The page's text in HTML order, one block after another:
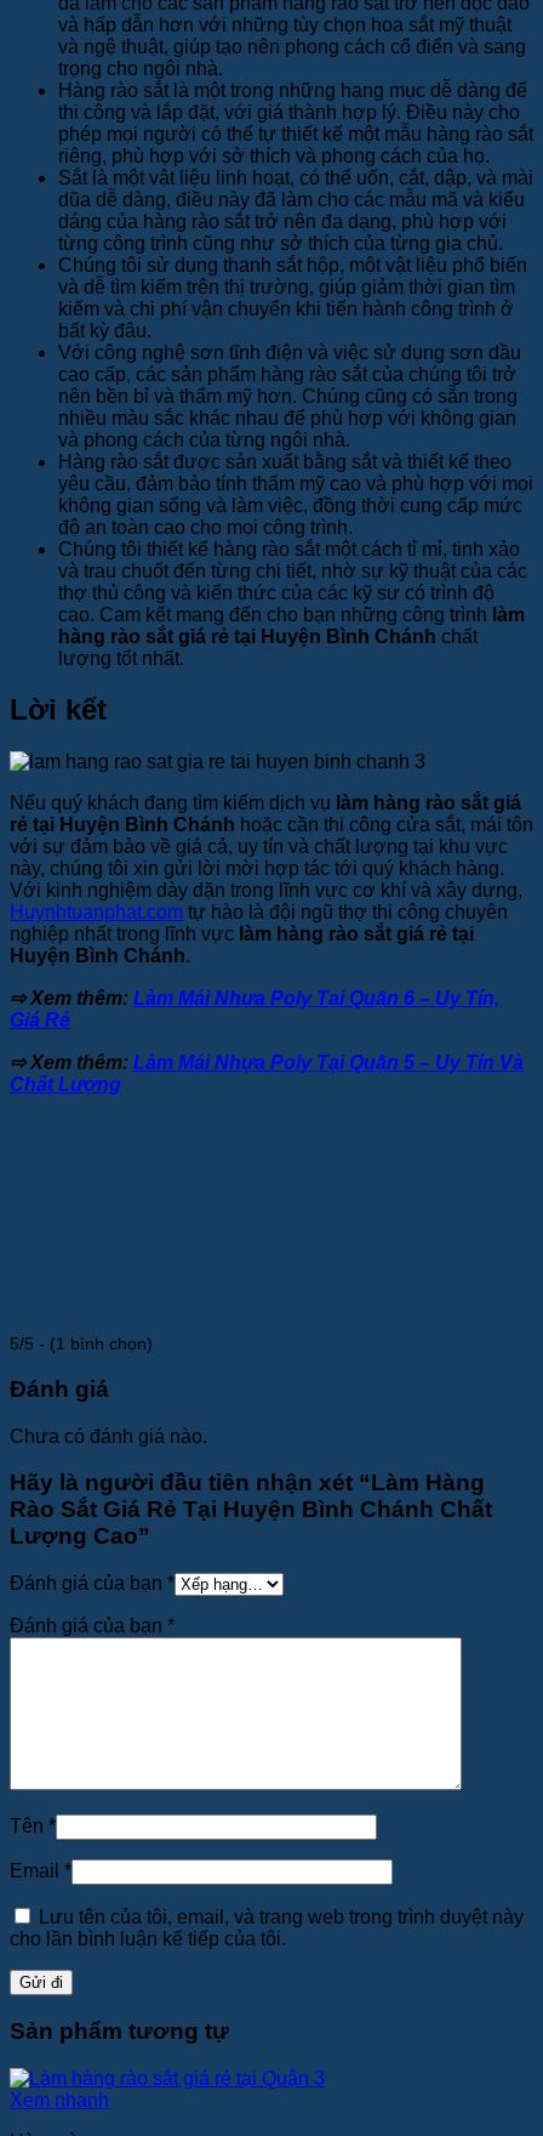
và hấp dẫn hơn với những tùy chọn hoa sắt mỹ thuật
và ngệ thuật, giúp tạo nên phong cách cổ điển và sang
trọng cho ngôi nhà.
Hàng rào sắt là một trong những hạng mục dễ dàng để
thi công và lắp đặt, với giá thành hợp lý. Điều này cho
phép mọi người có thể tự thiết kế một mẫu hàng rào sắt
riêng, phù hợp với sở thích và phong cách của họ.
Sắt là một vật liệu linh hoạt, có thể uốn, cắt, dập, và mài
dũa dễ dàng, điều này đã làm cho các mẫu mã và kiểu
dáng của hàng rào sắt trở nên đa dạng, phù hợp với
từng công trình cũng như sở thích của từng gia chủ.
Chúng tôi sử dụng thanh sắt hộp, một vật liệu phổ biến
và dễ tìm kiếm trên thị trường, giúp giảm thời gian tìm
kiếm và chi phí vận chuyển khi tiến hành công trình ở
bất kỳ đâu.
Với công nghệ sơn tĩnh điện và việc sử dụng sơn dầu
cao cấp, các sản phẩm hàng rào sắt của chúng tôi trở
nên bền bỉ và thẩm mỹ hơn. Chúng cũng có sẵn trong
nhiều màu sắc khác nhau để phù hợp với không gian
và phong cách của từng ngôi nhà.
Hàng rào sắt được sản xuất bằng sắt và thiết kế theo
yêu cầu, đảm bảo tính thẩm mỹ cao và phù hợp với mọi
không gian sống và làm việc, đồng thời cung cấp mức
độ an toàn cao cho mọi công trình.
Chúng tôi thiết kế hàng rào sắt một cách tỉ mỉ, tinh xảo
và trau chuốt đến từng chi tiết, nhờ sự kỹ thuật của các
thợ thủ công và kiến thức của các kỹ sư có trình độ
cao. Cam kết mang đến cho bạn những công trình làm
hàng rào sắt giá rẻ tại Huyện Bình Chánh chất
lượng tốt nhất.
Lời kết
Nếu quý khách đang tìm kiếm dịch vụ làm hàng rào sắt giá
rẻ tại Huyện Bình Chánh hoặc cần thi công cửa sắt, mái tôn
với sự đảm bảo về giá cả, uy tín và chất lượng tại khu vực
này, chúng tôi xin gửi lời mời hợp tác tới quý khách hàng.
Với kinh nghiệm dày dặn trong lĩnh vực cơ khí và xây dựng,
Huynhtuanphat.com tự hào là đội ngũ thợ thi công chuyên
nghiệp nhất trong lĩnh vực làm hàng rào sắt giá rẻ tại
Huyện Bình Chánh.
⇨ Xem thêm: Làm Mái Nhựa Poly Tại Quận 6 – Uy Tín,
Giá Rẻ
⇨ Xem thêm: Làm Mái Nhựa Poly Tại Quận 5 – Uy Tín Và
Chất Lượng
5/5 - (1 bình chọn)
Đánh giá
Chưa có đánh giá nào.
Hãy là người đầu tiên nhận xét “Làm Hàng
Rào Sắt Giá Rẻ Tại Huyện Bình Chánh Chất
Lượng Cao”
Đánh giá của bạn *
Đánh giá của bạn *
Tên *
Email *
Lưu tên của tôi, email, và trang web trong trình duyệt này
cho lần bình luận kế tiếp của tôi.
Sản phẩm tương tự
Xem nhanh